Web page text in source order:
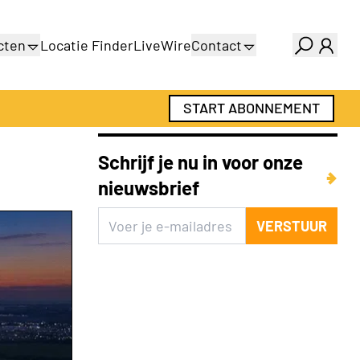
Locatie FinderLiveWireContact
Adverteren
Abonnementen
START ABONNEMENT
Schrijf je nu in voor onze
nieuwsbrief
VERSTUUR